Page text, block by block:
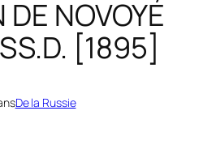
DE NOVOYÉ
[1895]
De la Russie